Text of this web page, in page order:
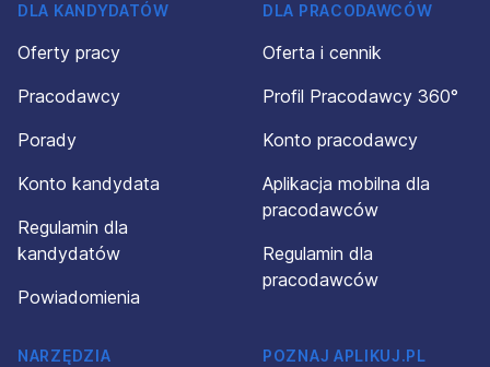
DLA KANDYDATÓW
Oferty pracy
Pracodawcy
Porady
Konto kandydata
Regulamin dla
kandydatów
Powiadomienia
DLA PRACODAWCÓW
Oferta i cennik
Profil Pracodawcy 360°
Konto pracodawcy
Aplikacja mobilna dla
pracodawców
Regulamin dla
pracodawców
NARZĘDZIA
POZNAJ APLIKUJ.PL